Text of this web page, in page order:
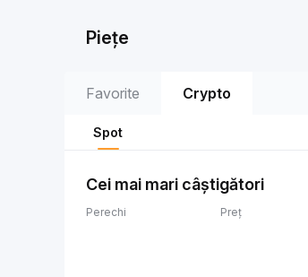
Piețe
Favorite Crypto
Spot
Cei mai mari câștigători
Perechi Preț